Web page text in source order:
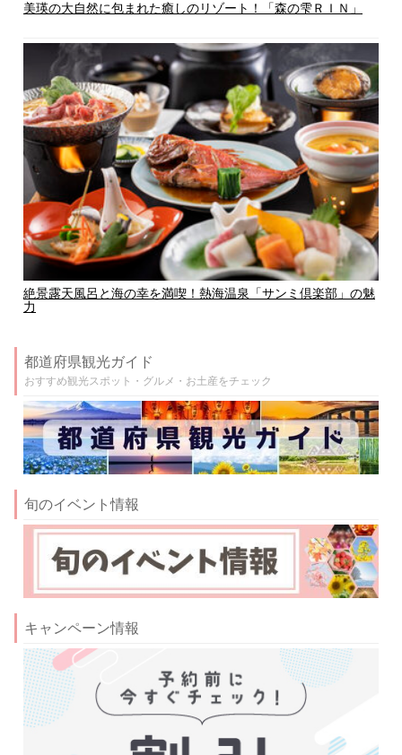
美瑛の大自然に包まれた癒しのリゾート！「森の雫ＲＩＮ」
絶景露天風呂と海の幸を満喫！熱海温泉「サンミ倶楽部」の魅
力
都道府県観光ガイド
おすすめ観光スポット・グルメ・お土産をチェック
旬のイベント情報
キャンペーン情報